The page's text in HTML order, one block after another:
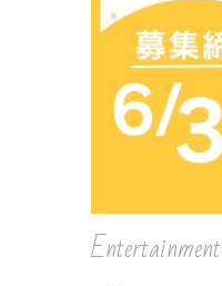
Entertainment